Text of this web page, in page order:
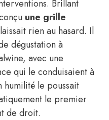
Brillant
une grille
rien au hasard. Il
dégustation à
avec une
qui le conduisaient à
humilité le poussait
le premier
de droit.